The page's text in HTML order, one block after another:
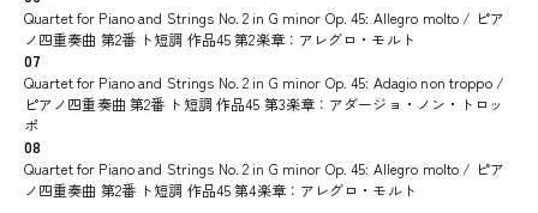
Quartet for Piano and Strings No. 2 in G minor Op. 45: Allegro molto / ピア
ノ四重奏曲 第2番 ト短調 作品45 第2楽章：アレグロ・モルト
07
Quartet for Piano and Strings No. 2 in G minor Op. 45: Adagio non troppo /
ピアノ四重奏曲 第2番 ト短調 作品45 第3楽章：アダージョ・ノン・トロッ
ポ
08
Quartet for Piano and Strings No. 2 in G minor Op. 45: Allegro molto / ピア
ノ四重奏曲 第2番 ト短調 作品45 第4楽章：アレグロ・モルト